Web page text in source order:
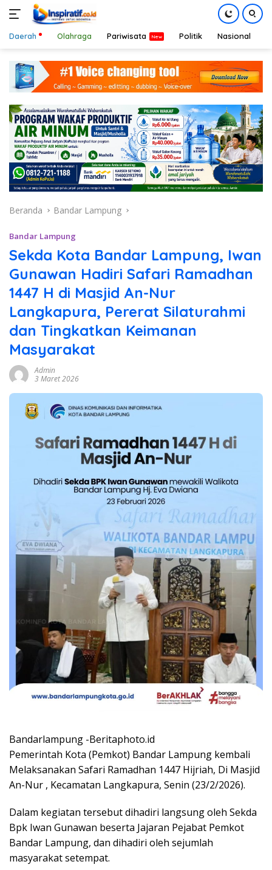
konten
Daerah Olahraga Pariwisata Politik Nasional
Beranda Bandar Lampung
Bandar Lampung
Sekda Kota Bandar Lampung, Iwan
Gunawan Hadiri Safari Ramadhan
1447 H di Masjid An-Nur
Langkapura, Pererat Silaturahmi
dan Tingkatkan Keimanan
Masyarakat
Admin
3 Maret 2026
Bandarlampung -Beritaphoto.id
Pemerintah Kota (Pemkot) Bandar Lampung kembali
Melaksanakan Safari Ramadhan 1447 Hijriah, Di Masjid
An-Nur , Kecamatan Langkapura, Senin (23/2/2026).
Dalam kegiatan tersebut dihadiri langsung oleh Sekda
Bpk Iwan Gunawan beserta Jajaran Pejabat Pemkot
Bandar Lampung, dan dihadiri oleh sejumlah
masyarakat setempat.